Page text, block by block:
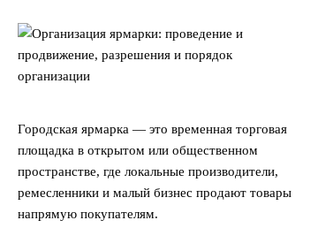
Городская ярмарка — это временная торговая
площадка в открытом или общественном
пространстве, где локальные производители,
ремесленники и малый бизнес продают товары
напрямую покупателям.